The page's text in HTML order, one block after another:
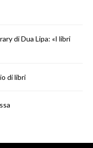
di Dua Lipa: «I libri
di libri